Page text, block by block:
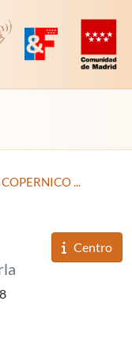
de EducaMadrid
Plataforma de
...
del
Centro